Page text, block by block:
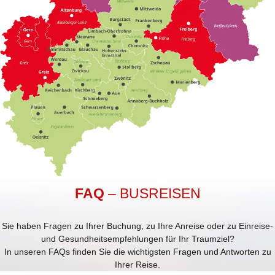
FAQ – BUSREISEN
Sie haben Fragen zu Ihrer Buchung, zu Ihre Anreise oder zu Einreise-
und Gesundheitsempfehlungen für Ihr Traumziel?
In unseren FAQs finden Sie die wichtigsten Fragen und Antworten zu
Ihrer Reise.